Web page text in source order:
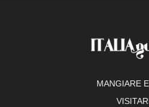
MANGIARE